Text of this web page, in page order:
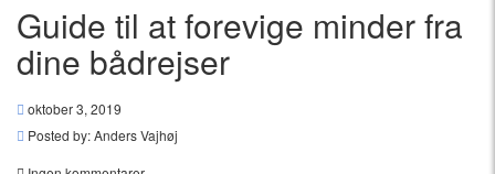
Guide til at forevige minder fra
dine bådrejser
oktober 3, 2019
Posted by:Anders Vajhøj